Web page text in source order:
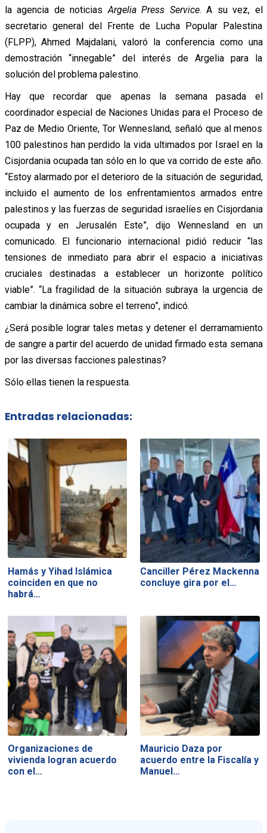
la agencia de noticias Argelia Press Service. A su vez, el
secretario general del Frente de Lucha Popular Palestina
(FLPP), Ahmed Majdalani, valoró la conferencia como una
demostración “innegable” del interés de Argelia para la
solución del problema palestino.
Hay que recordar que apenas la semana pasada el
coordinador especial de Naciones Unidas para el Proceso de
Paz de Medio Oriente, Tor Wennesland, señaló que al menos
100 palestinos han perdido la vida ultimados por Israel en la
Cisjordania ocupada tan sólo en lo que va corrido de este año.
“Estoy alarmado por el deterioro de la situación de seguridad,
incluido el aumento de los enfrentamientos armados entre
palestinos y las fuerzas de seguridad israelíes en Cisjordania
ocupada y en Jerusalén Este”, dijo Wennesland en un
comunicado. El funcionario internacional pidió reducir “las
tensiones de inmediato para abrir el espacio a iniciativas
cruciales destinadas a establecer un horizonte político
viable”. “La fragilidad de la situación subraya la urgencia de
cambiar la dinámica sobre el terreno”, indicó.
¿Será posible lograr tales metas y detener el derramamiento
de sangre a partir del acuerdo de unidad firmado esta semana
por las diversas facciones palestinas?
Sólo ellas tienen la respuesta.
Entradas relacionadas:
Hamás y Yihad Islámica
coinciden en que no
habrá…
Canciller Pérez Mackenna
concluye gira por el…
Organizaciones de
vivienda logran acuerdo
con el…
Mauricio Daza por
acuerdo entre la Fiscalía y
Manuel…